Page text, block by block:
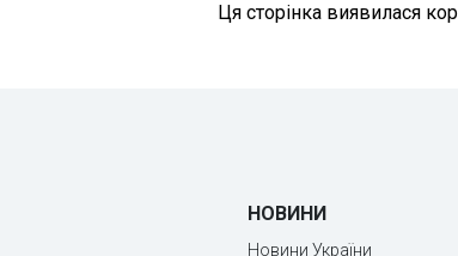
Ця сторінка виявилася
НОВИНИ
Новини України